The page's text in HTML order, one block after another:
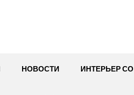
НОВОСТИ ИНТЕРЬЕР